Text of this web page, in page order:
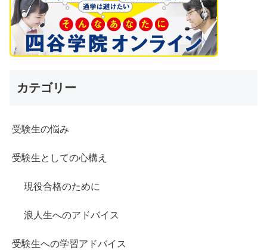
カテゴリー
受験生の悩み
受験生としての心構え
現役合格のために
浪人生へのアドバイス
受験生への学習アドバイス